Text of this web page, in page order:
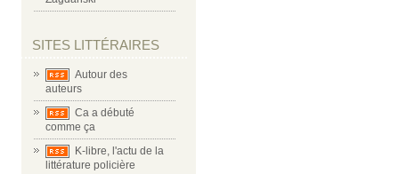
SITES LITTÉRAIRES
Autour des
auteurs
Ca a débuté
comme ça
K-libre, l'actu de la
littérature policière